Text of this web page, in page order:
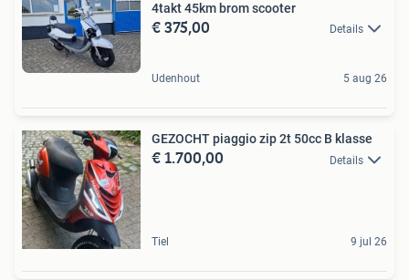
4takt 45km brom scooter
€ 375,00 Details
Udenhout 5 aug 26
GEZOCHT piaggio zip 2t 50cc B klasse
€ 1.700,00 Details
Tiel 9 jul 26